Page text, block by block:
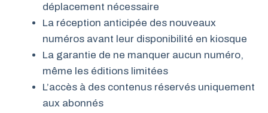
déplacement nécessaire
La réception anticipée des nouveaux
numéros avant leur disponibilité en kiosque
La garantie de ne manquer aucun numéro,
même les éditions limitées
L’accès à des contenus réservés uniquement
aux abonnés